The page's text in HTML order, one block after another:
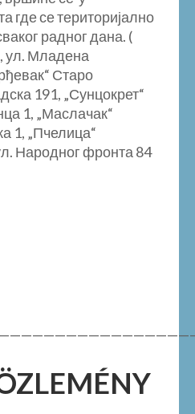
где се територијално
радног дана. (
ул. Младена
Старо
191, „Сунцокрет“
1, „Маслачак“
1, „Пчелица“
Народног фронта 84